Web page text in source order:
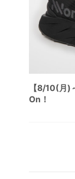
【8/10(月
On！